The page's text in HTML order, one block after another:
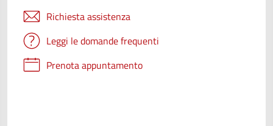
Richiesta assistenza
Leggi le domande frequenti
Prenota appuntamento